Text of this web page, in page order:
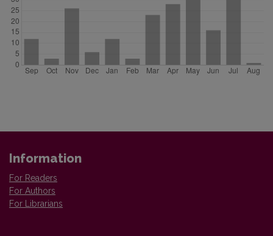
Information
For Readers
For Authors
For Librarians